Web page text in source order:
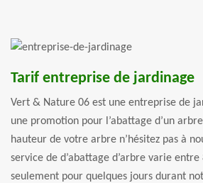
Tarif entreprise de jardinage
Vert & Nature 06 est une entreprise de
une promotion pour l’abattage d’un
hauteur de votre arbre n’hésitez pas à
service de d’abattage d’arbre varie
seulement pour quelques jours durant